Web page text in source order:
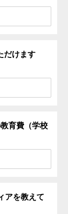
だけます
育費（学校
アを教えて